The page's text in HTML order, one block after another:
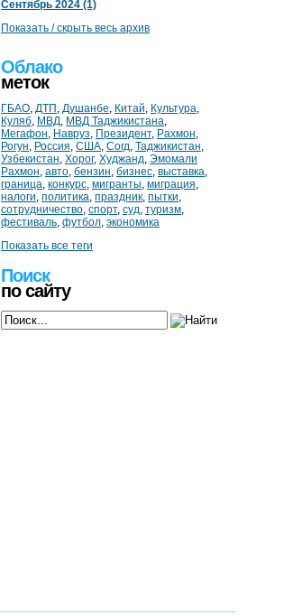
Сентябрь 2024 (1)
Показать / скрыть весь архив
Облако
меток
ГБАО, ДТП , Душанбе, Китай, Культура,
Куляб, МВД, МВД Таджикистана,
Мегафон, Навруз, Президент, Рахмон,
Рогун, Россия, США, Согд, Таджикистан,
Узбекистан, Хорог, Худжанд, Эмомали
Рахмон, авто, бензин, бизнес, выставка,
граница, конкурс, мигранты, миграция,
налоги, политика, праздник, пытки,
сотрудничество, спорт, суд, туризм,
фестиваль, футбол, экономика
Показать все теги
Поиск
по сайту